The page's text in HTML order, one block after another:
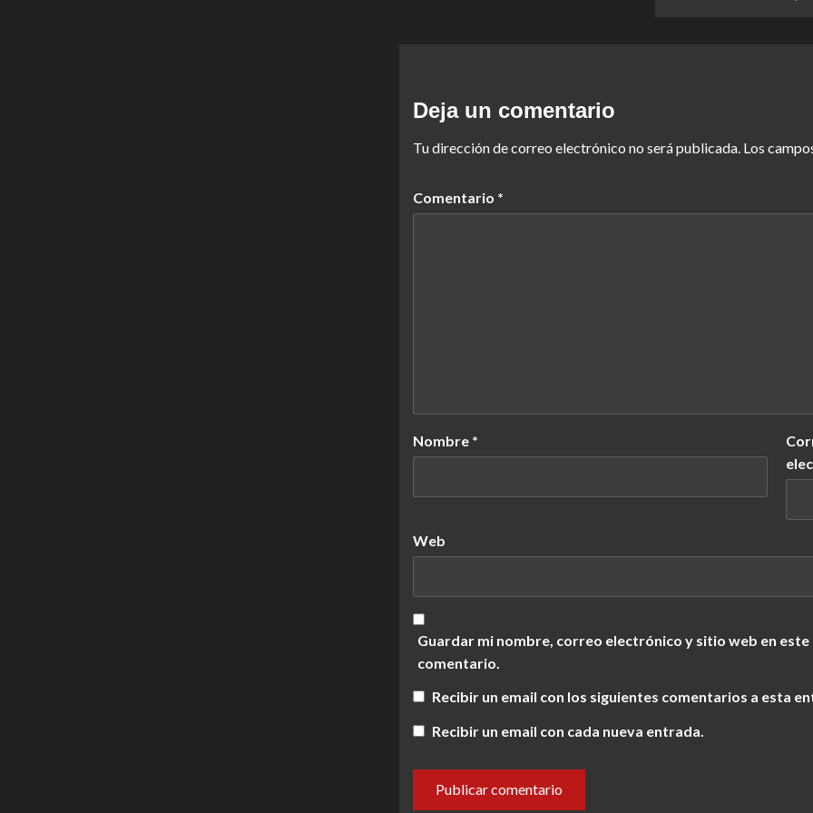
Deja un comentario
Tu dirección de correo electrónico no será publicada. Los
Comentario *
Nombre *
Web
Guardar mi nombre, correo electrónico y sitio web en
comentario.
Recibir un email con los siguientes comentarios a esta
Recibir un email con cada nueva entrada.